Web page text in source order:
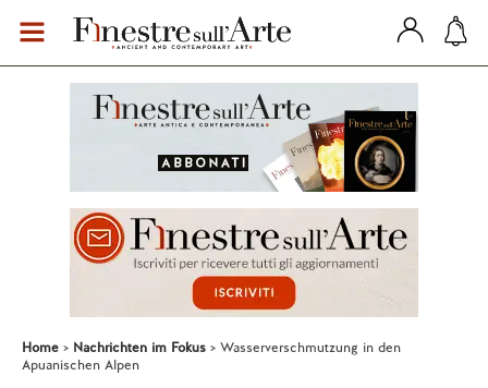
Home Nachrichten im Fokus
Wasserverschmutzung in den
Apuanischen Alpen